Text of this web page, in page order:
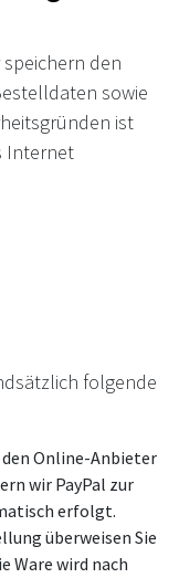
speichern den
sowie
ist
Internet
folgende
Online-Anbieter
wir PayPal zur
erfolgt.
überweisen Sie
Ware wird nach